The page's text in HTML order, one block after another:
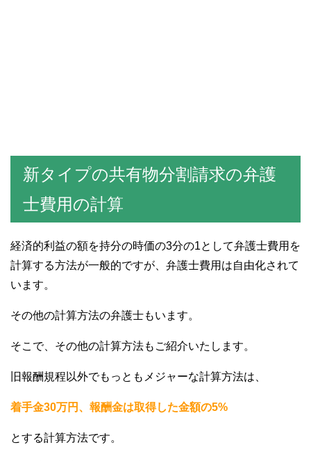
新タイプの共有物分割請求の弁護
士費用の計算
経済的利益の額を持分の時価の3分の1として弁護士費用を
計算する方法が一般的ですが、弁護士費用は自由化されて
います。
その他の計算方法の弁護士もいます。
そこで、その他の計算方法もご紹介いたします。
旧報酬規程以外でもっともメジャーな計算方法は、
着手金30万円、報酬金は取得した金額の5%
とする計算方法です。